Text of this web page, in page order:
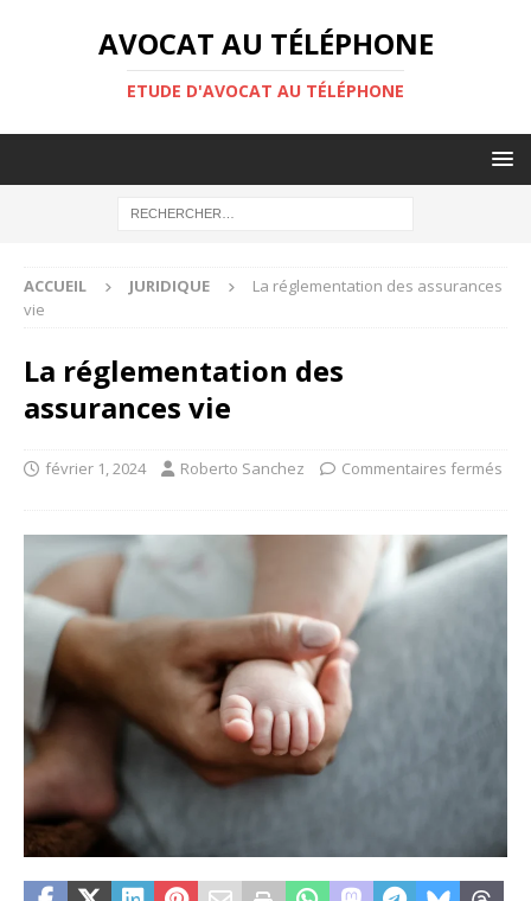
AVOCAT AU TÉLÉPHONE
ETUDE D'AVOCAT AU TÉLÉPHONE
ACCUEIL JURIDIQUE
La réglementation des assurances
vie
La réglementation des
assurances vie
février 1, 2024 Roberto Sanchez Commentaires fermés